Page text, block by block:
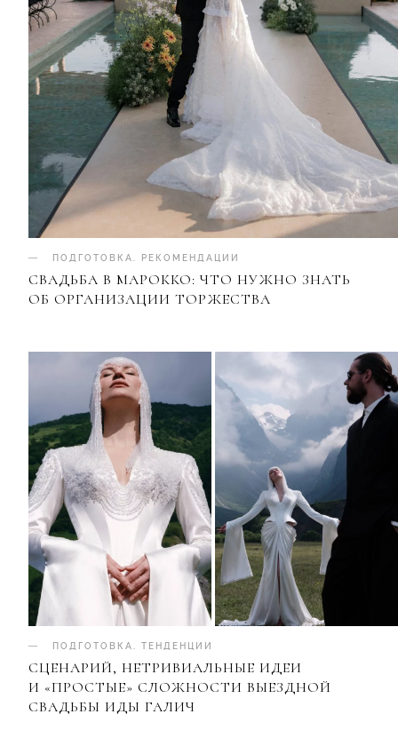
ПОДГОТОВКА. РЕКОМЕНДАЦИИ
СВАДЬБА В МАРОККО: ЧТО НУЖНО ЗНАТЬ
ОБ ОРГАНИЗАЦИИ ТОРЖЕСТВА
ПОДГОТОВКА. ТЕНДЕНЦИИ
СЦЕНАРИЙ, НЕТРИВИАЛЬНЫЕ ИДЕИ
И «ПРОСТЫЕ» СЛОЖНОСТИ ВЫЕЗДНОЙ
СВАДЬБЫ ИДЫ ГАЛИЧ